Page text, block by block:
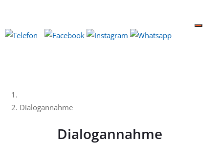
Dialogannahme
Dialogannahme